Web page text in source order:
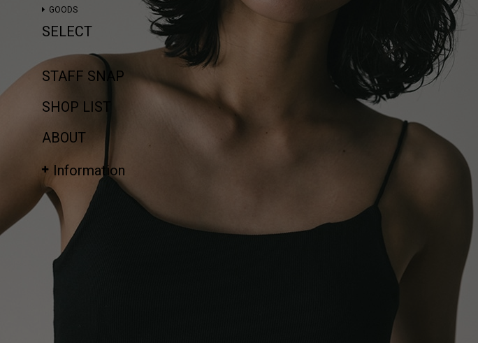
GOODS
SELECT
STAFF SNAP
SHOP LIST
ABOUT
Information